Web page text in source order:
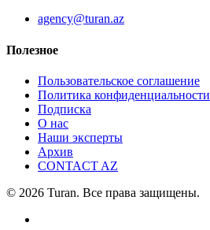
agency@turan.az
Полезное
Пользовательское соглашение
Политика конфиденциальности
Подписка
О нас
Наши эксперты
Архив
CONTACT AZ
© 2026 Turan. Все права защищены.